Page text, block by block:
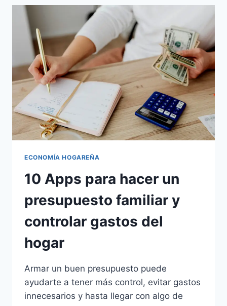
LA
COMPRAS
EN
EL
MERCADO
ECONOMÍA HOGAREÑA
10 Apps para hacer un
presupuesto familiar y
controlar gastos del
hogar
Armar un buen presupuesto puede
ayudarte a tener más control, evitar gastos
innecesarios y hasta llegar con algo de